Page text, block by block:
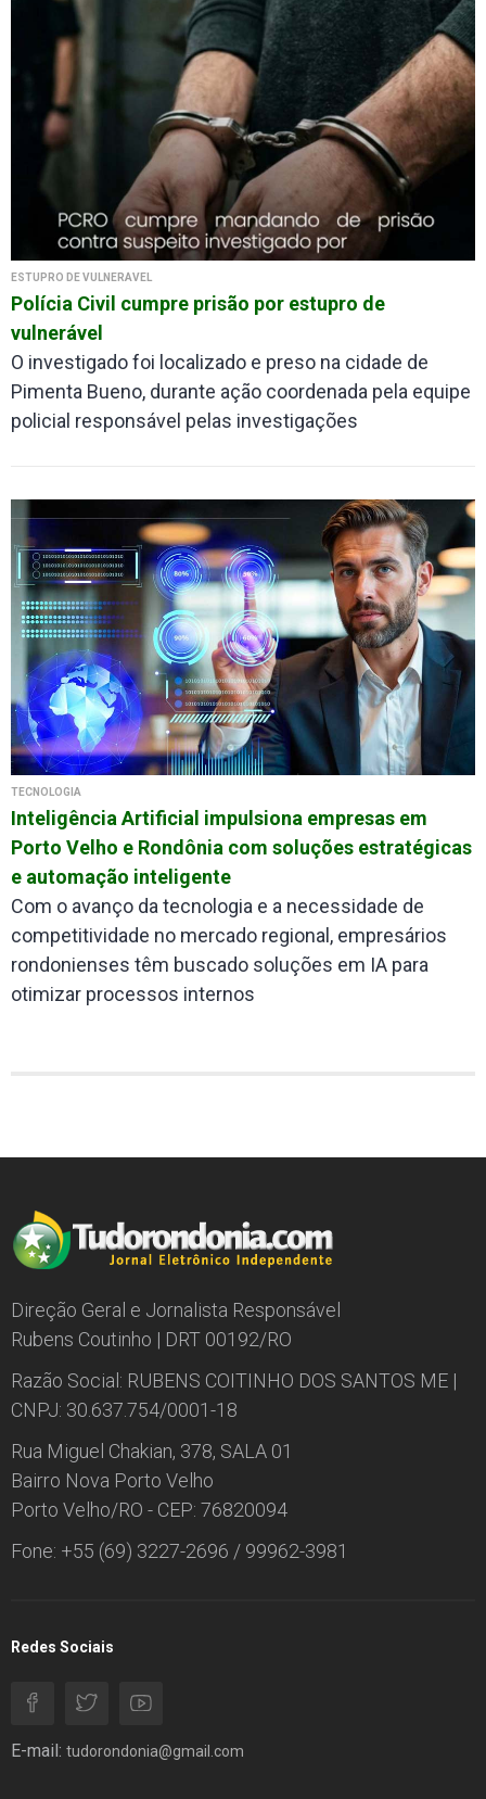
ESTUPRO DE VULNERÁVEL
Polícia Civil cumpre prisão por estupro de
vulnerável
O investigado foi localizado e preso na cidade de
Pimenta Bueno, durante ação coordenada pela equipe
policial responsável pelas investigações
TECNOLOGIA
Inteligência Artificial impulsiona empresas em
Porto Velho e Rondônia com soluções estratégicas
e automação inteligente
Com o avanço da tecnologia e a necessidade de
competitividade no mercado regional, empresários
rondonienses têm buscado soluções em IA para
otimizar processos internos
Direção Geral e Jornalista Responsável
Rubens Coutinho | DRT 00192/RO
Razão Social: RUBENS COITINHO DOS SANTOS ME |
CNPJ: 30.637.754/0001-18
Rua Miguel Chakian, 378, SALA 01
Bairro Nova Porto Velho
Porto Velho/RO - CEP: 76820094
Fone: +55 (69) 3227-2696 / 99962-3981
Redes Sociais
E-mail: tudorondonia@gmail.com